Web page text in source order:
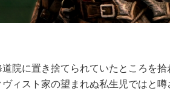
院に置き捨てられていたところを拾
ィスト家の望まれぬ私生児ではと